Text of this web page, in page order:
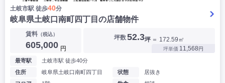
土岐市駅 徒歩40分
岐阜県土岐口南町四丁目の店舗物件
賃料（税込）
605,000 円
坪数52.3坪 ＝ 172.59㎡
坪単価 11,568円
最寄駅
土岐市駅 徒歩40分
住所
岐阜県土岐口南町四丁目
状態
居抜き